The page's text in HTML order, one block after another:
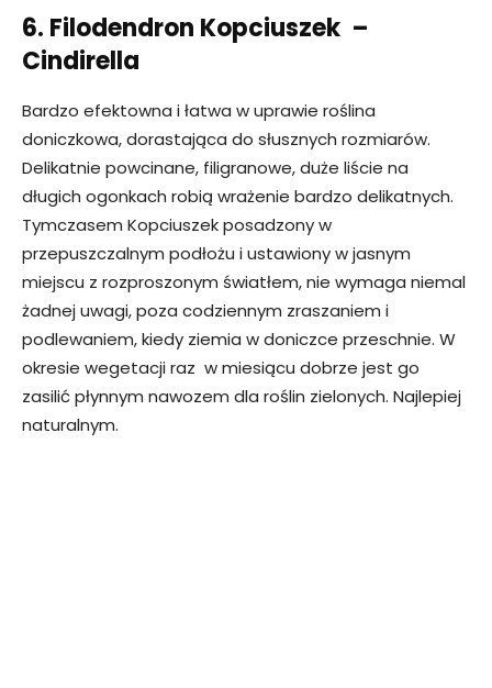
6. Filodendron Kopciuszek –
Cindirella
Bardzo efektowna i łatwa w uprawie roślina
doniczkowa, dorastająca do słusznych rozmiarów.
Delikatnie powcinane, filigranowe, duże liście na
długich ogonkach robią wrażenie bardzo delikatnych.
Tymczasem Kopciuszek posadzony w
przepuszczalnym podłożu i ustawiony w jasnym
miejscu z rozproszonym światłem, nie wymaga niemal
żadnej uwagi, poza codziennym zraszaniem i
podlewaniem, kiedy ziemia w doniczce przeschnie. W
okresie wegetacji raz w miesiącu dobrze jest go
zasilić płynnym nawozem dla roślin zielonych. Najlepiej
naturalnym.